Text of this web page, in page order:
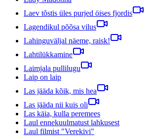
Laev tõstis üles purjed öises fjordis
Lagendikul põõsa vilus
Lahinguväljal näeme, raisk!
Lahtilükkamine
Laimjala pullilugu
Laip on laip
Las jääda kõik, mis hea
Las jääda nii kuis oli
Las käia, kulla peremees
Laul ennekuulmatust lahkusest
Laul filmist "Verekivi"